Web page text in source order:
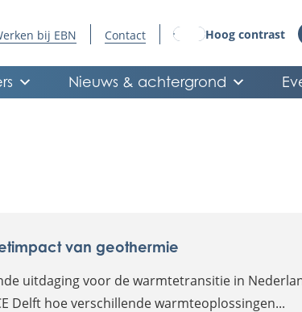
bij EBN Contact Hoog contrast
Nieuws & achtergrond
van geothermie
uitdaging voor de warmtetransitie in
Delft hoe verschillende warmteoplossingen...